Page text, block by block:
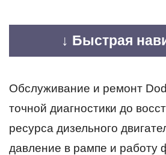
↓ Быстрая
Обслуживание и ремонт
точной диагностики до
ресурса дизельного
давление в рампе и работу